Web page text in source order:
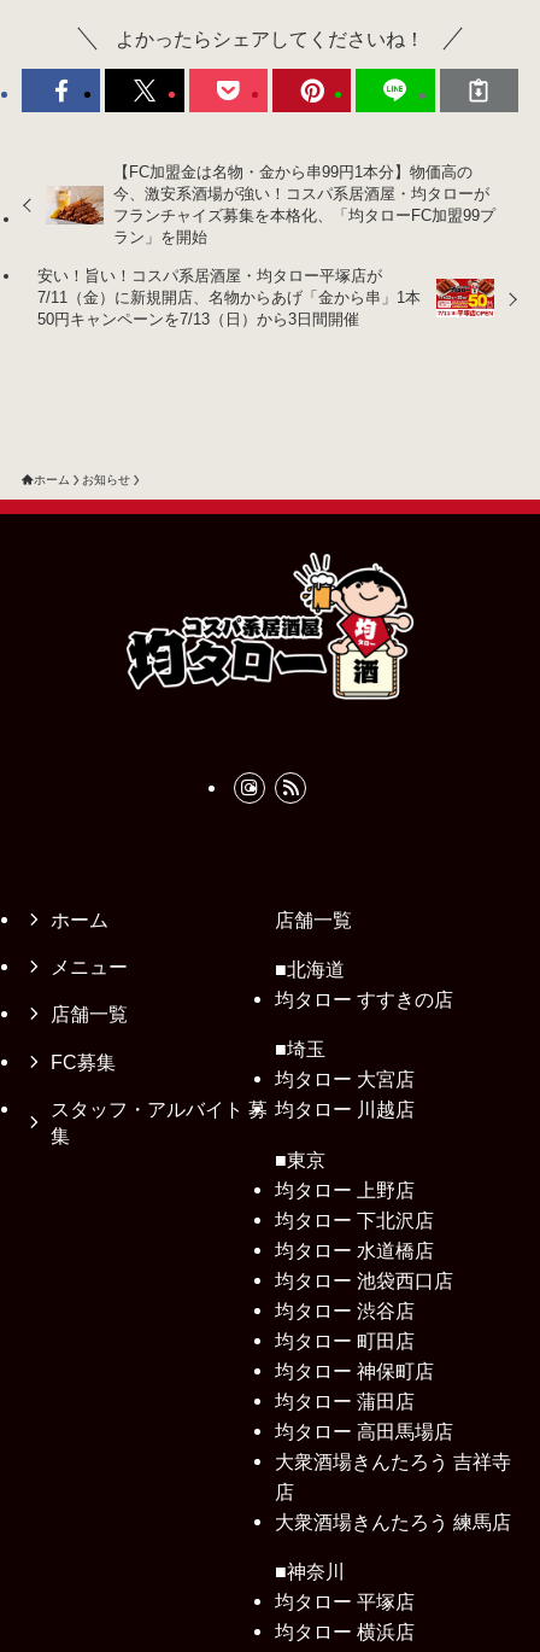
よかったらシェアしてくださいね！
【FC加盟金は名物・金から串99円1本分】物価高の
今、激安系酒場が強い！コスパ系居酒屋・均タローが
フランチャイズ募集を本格化、「均タローFC加盟99プ
ラン」を開始
安い！旨い！コスパ系居酒屋・均タロー平塚店が
7/11（金）に新規開店、名物からあげ「金から串」1本
50円キャンペーンを7/13（日）から3日間開催
ホーム お知らせ
ホーム
メニュー
店舗一覧
FC募集
スタッフ・アルバイト 募
集
店舗一覧
■北海道
均タロー すすきの店
■埼玉
均タロー 大宮店
均タロー 川越店
■東京
均タロー 上野店
均タロー 下北沢店
均タロー 水道橋店
均タロー 池袋西口店
均タロー 渋谷店
均タロー 町田店
均タロー 神保町店
均タロー 蒲田店
均タロー 高田馬場店
大衆酒場きんたろう 吉祥寺
店
大衆酒場きんたろう 練馬店
■神奈川
均タロー 平塚店
均タロー 横浜店